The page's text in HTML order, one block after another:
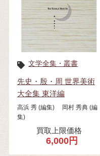
文学全集・叢書
先史・殷・周 世界美術
大全集 東洋編
高浜 秀 (編集) 岡村 秀典 (編
集)
買取上限価格
6,000円